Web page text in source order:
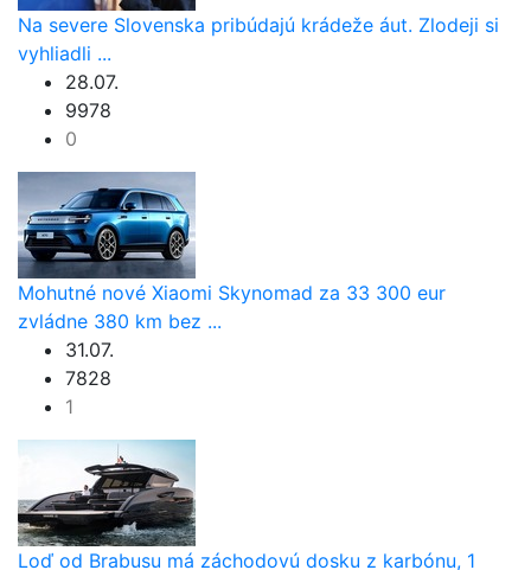
Na severe Slovenska pribúdajú krádeže áut. Zlodeji si
vyhliadli ...
28.07.
9978
0
Mohutné nové Xiaomi Skynomad za 33 300 eur
zvládne 380 km bez ...
31.07.
7828
1
Loď od Brabusu má záchodovú dosku z karbónu, 1